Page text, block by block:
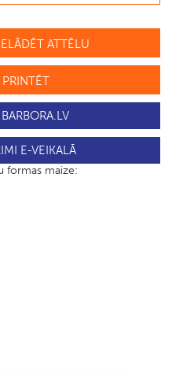
ATTĒLU
PRINTĒT
E-VEIKALĀ
formas maize: